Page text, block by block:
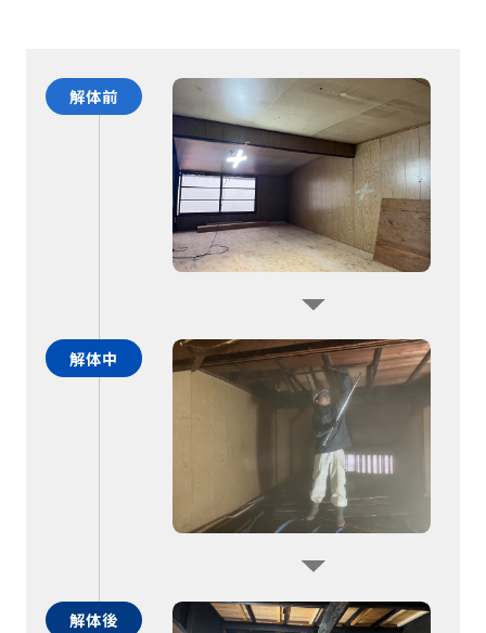
解体前
解体中
解体後